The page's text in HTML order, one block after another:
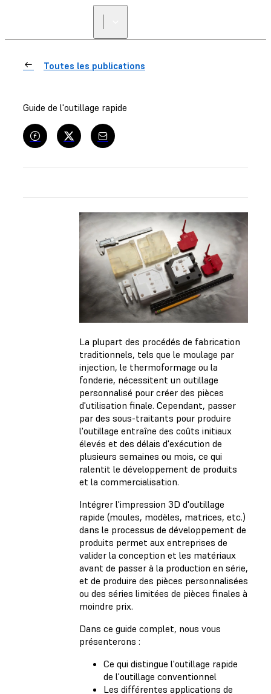
Toutes les publications
Guide de l'outillage rapide
La plupart des procédés de fabrication
traditionnels, tels que le moulage par
injection, le thermoformage ou la
fonderie, nécessitent un outillage
personnalisé pour créer des pièces
d'utilisation finale. Cependant, passer
par des sous-traitants pour produire
l'outillage entraîne des coûts initiaux
élevés et des délais d'exécution de
plusieurs semaines ou mois, ce qui
ralentit le développement de produits
et la commercialisation.
Intégrer l'impression 3D d'outillage
rapide (moules, modèles, matrices, etc.)
dans le processus de développement de
produits permet aux entreprises de
valider la conception et les matériaux
avant de passer à la production en série,
et de produire des pièces personnalisées
ou des séries limitées de pièces finales à
moindre prix.
Dans ce guide complet, nous vous
présenterons :
Ce qui distingue l'outillage rapide
de l'outillage conventionnel
Les différentes applications de